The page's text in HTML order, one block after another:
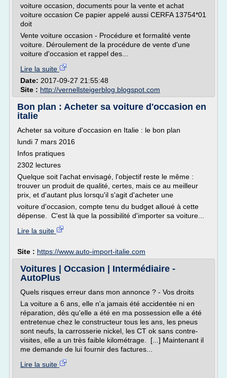
voiture occasion, documents pour la vente et achat
voiture occasion Ce papier appelé aussi CERFA 13754*01
doit
Vente voiture occasion - Procédure et formalité vente
voiture. Déroulement de la procédure de vente d'une
voiture d'occasion et rappel des...
Lire la suite
Date: 2017-09-27 21:55:48
Site : http://vernellsteigerblog.blogspot.com
Bon plan : Acheter sa voiture d'occasion en
italie
Acheter sa voiture d'occasion en Italie : le bon plan
lundi 7 mars 2016
Infos pratiques
2302 lectures
Quelque soit l'achat envisagé, l'objectif reste le même :
trouver un produit de qualité, certes, mais ce au meilleur
prix, et d'autant plus lorsqu'il s'agit d'acheter une
voiture d'occasion, compte tenu du budget alloué à cette
dépense. C'est là que la possibilité d'importer sa voiture...
Lire la suite
Site : https://www.auto-import-italie.com
Voitures | Occasion | Intermédiaire -
AutoPlus
Quels risques erreur dans mon annonce ? - Vos droits
La voiture a 6 ans, elle n'a jamais été accidentée ni en
réparation, dès qu'elle a été en ma possession elle a été
entretenue chez le constructeur tous les ans, les pneus
sont neufs, la carrosserie nickel, les CT ok sans contre-
visites, elle a un très faible kilométrage. [...] Maintenant il
me demande de lui fournir des factures...
Lire la suite